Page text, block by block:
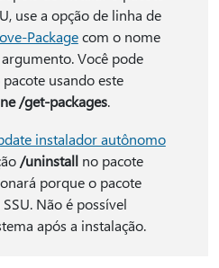
use a opção de linha de
Packagecom o nome
Você pode
usando este
/get-packages.
instalador autônomo
/uninstallno pacote
porque o pacote
Não é possível
após a instalação.